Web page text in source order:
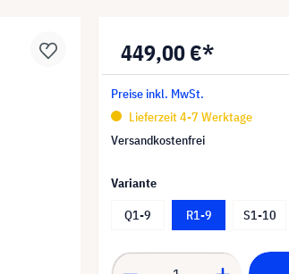
449,00 €*
Preise inkl. MwSt.
Lieferzeit 4-7 Werktage
Versandkostenfrei
Variante
Q1-9
R1-9 S1-10